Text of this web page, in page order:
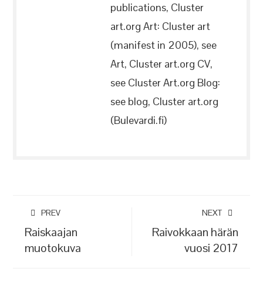
publications, Cluster
art.org Art: Cluster art
(manifest in 2005), see
Art, Cluster art.org CV,
see Cluster Art.org Blog:
see blog, Cluster art.org
(Bulevardi.fi)
PREV
Raiskaajan
muotokuva
NEXT
Raivokkaan härän
vuosi 2017